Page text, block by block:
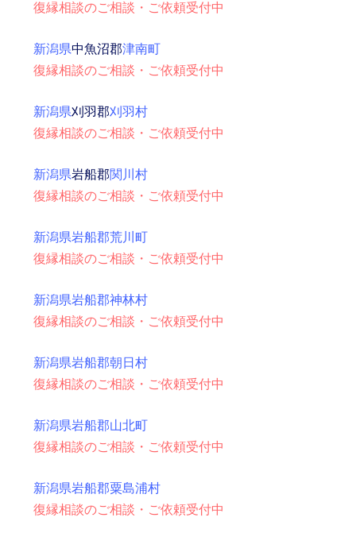
復縁相談のご相談・ご依頼受付中
新潟県中魚沼郡津南町
復縁相談のご相談・ご依頼受付中
新潟県刈羽郡刈羽村
復縁相談のご相談・ご依頼受付中
新潟県岩船郡関川村
復縁相談のご相談・ご依頼受付中
新潟県岩船郡荒川町
復縁相談のご相談・ご依頼受付中
新潟県岩船郡神林村
復縁相談のご相談・ご依頼受付中
新潟県岩船郡朝日村
復縁相談のご相談・ご依頼受付中
新潟県岩船郡山北町
復縁相談のご相談・ご依頼受付中
新潟県岩船郡粟島浦村
復縁相談のご相談・ご依頼受付中